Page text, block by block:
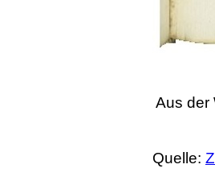
Aus der
Quelle: